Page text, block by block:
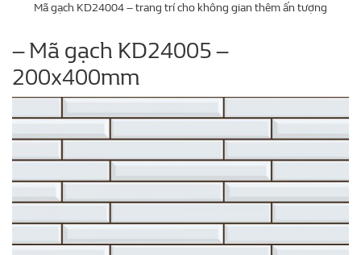
Mã gạch KD24004 – trang trí cho không gian thêm ấn tượng
– Mã gạch KD24005 –
200x400mm